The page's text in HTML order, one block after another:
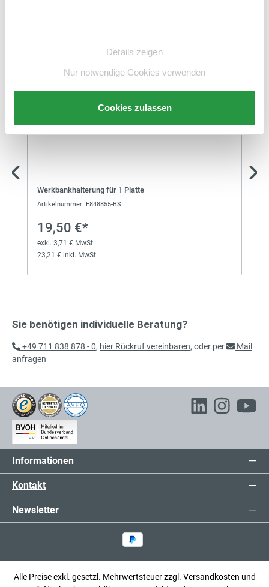
Details zeigen
Nur notwendige Cookies verwenden
Cookies zulassen
56,53 € inkl. MwSt.
Schlitzplatte
Schlitzplatte
Schlitzplatte
exkl. 24,70 € MwSt.
Schlitzplatte
exkl. 20,14 € MwSt.
126,14 € inkl. MwSt.
Schlitzplatte
106,00 €*
73,00 €*
Werkbankhalterung für 1 Platte
Artikelnummer: E848855-BS
19,50 €*
exkl. 3,71 € MwSt.
23,21 € inkl. MwSt.
Sie benötigen individuelle Beratung?
+49 711 838 878 - 0, hier Rückruf vereinbaren, oder per
Mail
anfragen
Informationen
Kontakt
Newsletter
Alle Preise exkl. gesetzl. Mehrwertsteuer zzgl. Versandkosten und